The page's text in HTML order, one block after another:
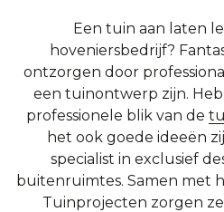
Een tuin aan laten
hoveniersbedrijf?
ontzorgen door
een tuinontwerp zijn.
professionele blik van de
het ook goede ideeën
specialist in exclusief
buitenruimtes. Samen met
Tuinprojecten zorgen